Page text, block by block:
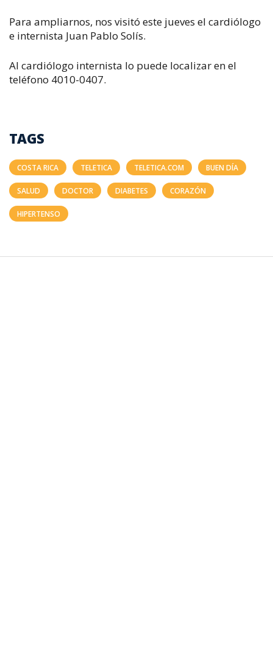
Para ampliarnos, nos visitó este jueves el cardiólogo
e internista Juan Pablo Solís.
Al cardiólogo internista lo puede localizar en el
teléfono 4010-0407.
TAGS
COSTA RICA TELETICA TELETICA.COM BUEN DÍA
SALUD DOCTOR DIABETES CORAZÓN
HIPERTENSO